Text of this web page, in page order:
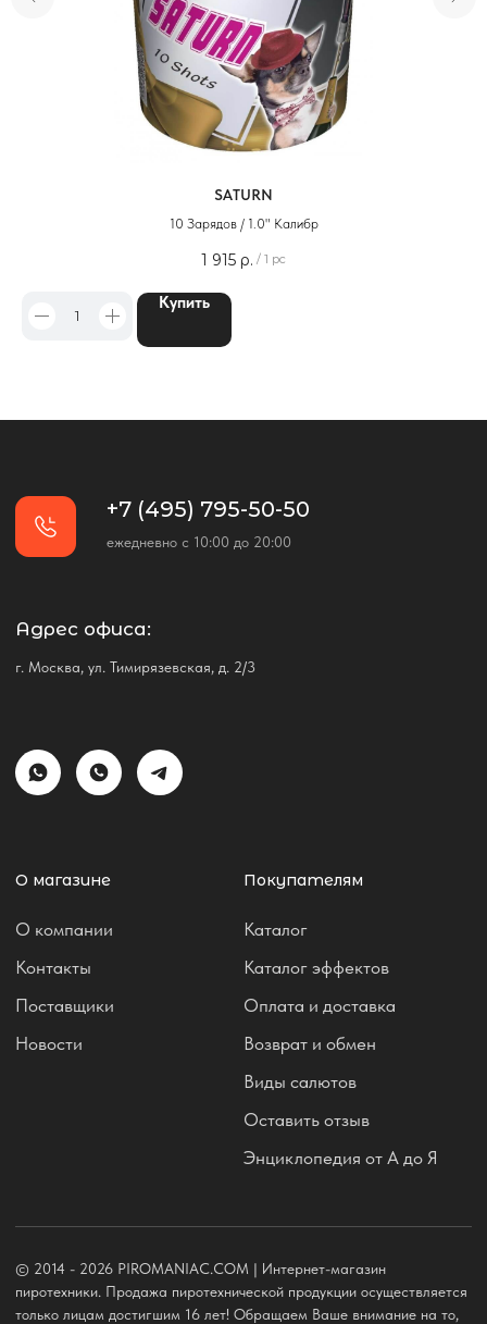
SATURN
10 Зарядов / 1.0" Калибр
1 915 р. / 1 pc
Купить